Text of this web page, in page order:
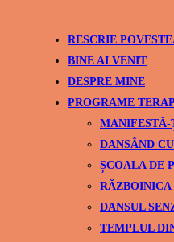
RESCRIE
BINE AI VENIT
DESPRE MINE
PROGRAME
MANIFESTĂ-
DANSÂND
ȘCOALA DE
DANSUL
TEMPLUL